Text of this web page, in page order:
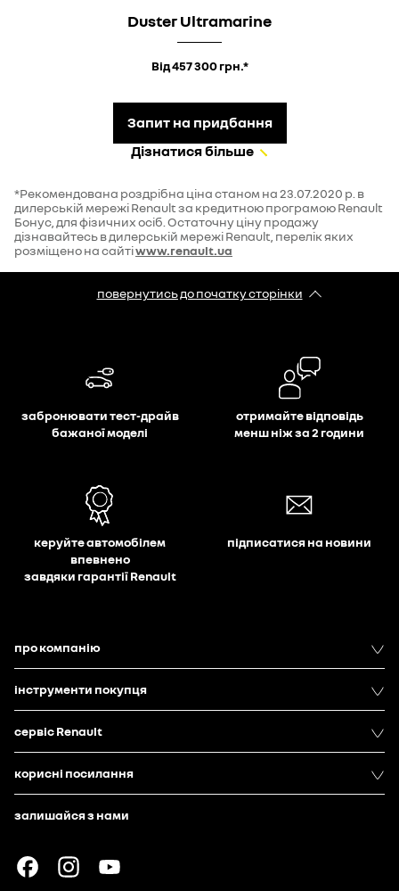
Duster Ultramarine
Від 457 300 грн.*
Запит на придбання
Дізнатися більше
*Рекомендована роздрібна ціна станом на 23.07.2020 р. в
дилерській мережі Renault за кредитною програмою Renault
Бонус, для фізичних осіб. Остаточну ціну продажу
дізнавайтесь в дилерській мережі Renault, перелік яких
розміщено на сайтіwww.renault.ua
повернутись до початку сторінки
забронювати тест-драйв
бажаної моделі
отримайте відповідь
менш ніж за 2 години
керуйте автомобілем
впевнено
завдяки гарантії Renault
підписатися на новини
про компанію
інструменти покупця
сервіс Renault
корисні посилання
залишайся з нами